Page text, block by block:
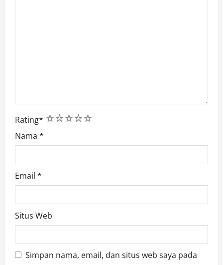
Rating* 5
4
3
2
1
Nama *
Email *
Situs Web
Simpan nama, email, dan situs web saya pada